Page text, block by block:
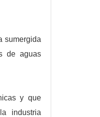
sumergida
de aguas
y que
industria